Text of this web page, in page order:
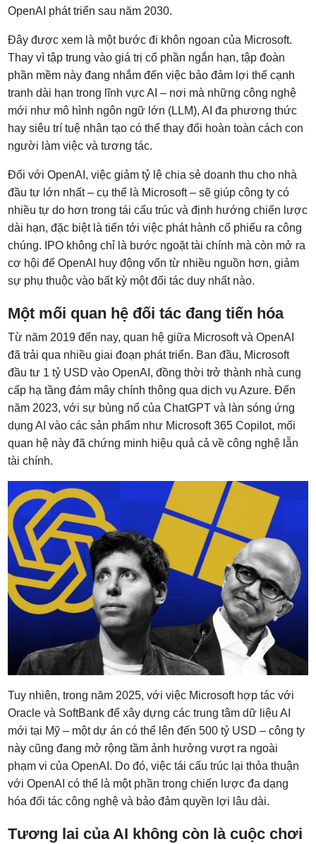
OpenAI phát triển sau năm 2030.
Đây được xem là một bước đi khôn ngoan của Microsoft.
Thay vì tập trung vào giá trị cổ phần ngắn hạn, tập đoàn
phần mềm này đang nhắm đến việc bảo đảm lợi thế cạnh
tranh dài hạn trong lĩnh vực AI – nơi mà những công nghệ
mới như mô hình ngôn ngữ lớn (LLM), AI đa phương thức
hay siêu trí tuệ nhân tạo có thể thay đổi hoàn toàn cách con
người làm việc và tương tác.
Đối với OpenAI, việc giảm tỷ lệ chia sẻ doanh thu cho nhà
đầu tư lớn nhất – cụ thể là Microsoft – sẽ giúp công ty có
nhiều tự do hơn trong tái cấu trúc và định hướng chiến lược
dài hạn, đặc biệt là tiến tới việc phát hành cổ phiếu ra công
chúng. IPO không chỉ là bước ngoặt tài chính mà còn mở ra
cơ hội để OpenAI huy động vốn từ nhiều nguồn hơn, giảm
sự phụ thuộc vào bất kỳ một đối tác duy nhất nào.
Một mối quan hệ đối tác đang tiến hóa
Từ năm 2019 đến nay, quan hệ giữa Microsoft và OpenAI
đã trải qua nhiều giai đoạn phát triển. Ban đầu, Microsoft
đầu tư 1 tỷ USD vào OpenAI, đồng thời trở thành nhà cung
cấp hạ tầng đám mây chính thông qua dịch vụ Azure. Đến
năm 2023, với sự bùng nổ của ChatGPT và làn sóng ứng
dụng AI vào các sản phẩm như Microsoft 365 Copilot, mối
quan hệ này đã chứng minh hiệu quả cả về công nghệ lẫn
tài chính.
Tuy nhiên, trong năm 2025, với việc Microsoft hợp tác với
Oracle và SoftBank để xây dựng các trung tâm dữ liệu AI
mới tại Mỹ – một dự án có thể lên đến 500 tỷ USD – công ty
này cũng đang mở rộng tầm ảnh hưởng vượt ra ngoài
phạm vi của OpenAI. Do đó, việc tái cấu trúc lại thỏa thuận
với OpenAI có thể là một phần trong chiến lược đa dạng
hóa đối tác công nghệ và bảo đảm quyền lợi lâu dài.
Tương lai của AI không còn là cuộc chơi